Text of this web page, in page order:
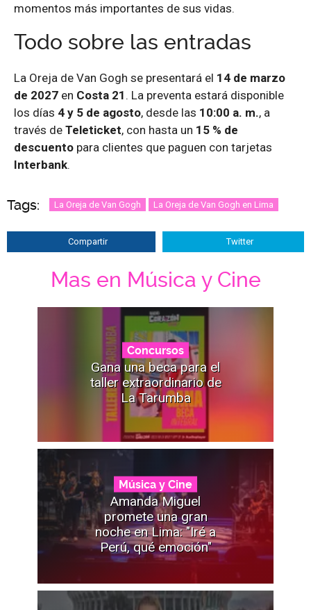
momentos más importantes de sus vidas.
Todo sobre las entradas
La Oreja de Van Gogh se presentará el 14 de marzo
de 2027 en Costa 21 . La preventa estará disponible
los días 4 y 5 de agosto, desde las 10:00 a. m., a
través de Teleticket, con hasta un 15 % de
descuento para clientes que paguen con tarjetas
Interbank.
Tags: La Oreja de Van Gogh La Oreja de Van Gogh en Lima
Compartir Twitter
Mas en Música y Cine
Concursos
Gana una beca para el
taller extraordinario de
La Tarumba
Música y Cine
Amanda Miguel
promete una gran
noche en Lima: "Iré a
Perú, qué emoción"